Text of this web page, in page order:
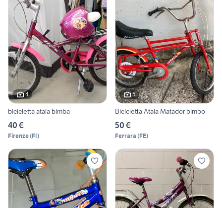
4
bicicletta atala bimba
40 €
Firenze(FI)
5
Bicicletta Atala Matador bimbo
50 €
Ferrara (FE)